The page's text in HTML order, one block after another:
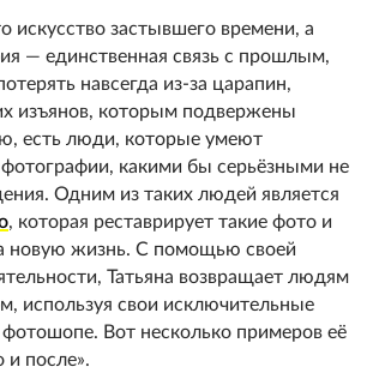
искусство застывшего времени, а
— единственная связь с прошлым,
навсегда из-за царапин,
изъянов, которым подвержены
есть люди, которые умеют
фотографии, какими бы серьёзными не
Одним из таких людей является
, которая реставрирует такие фото и
новую жизнь. С помощью своей
Татьяна возвращает людям
используя свои исключительные
Вот несколько примеров её
и после».